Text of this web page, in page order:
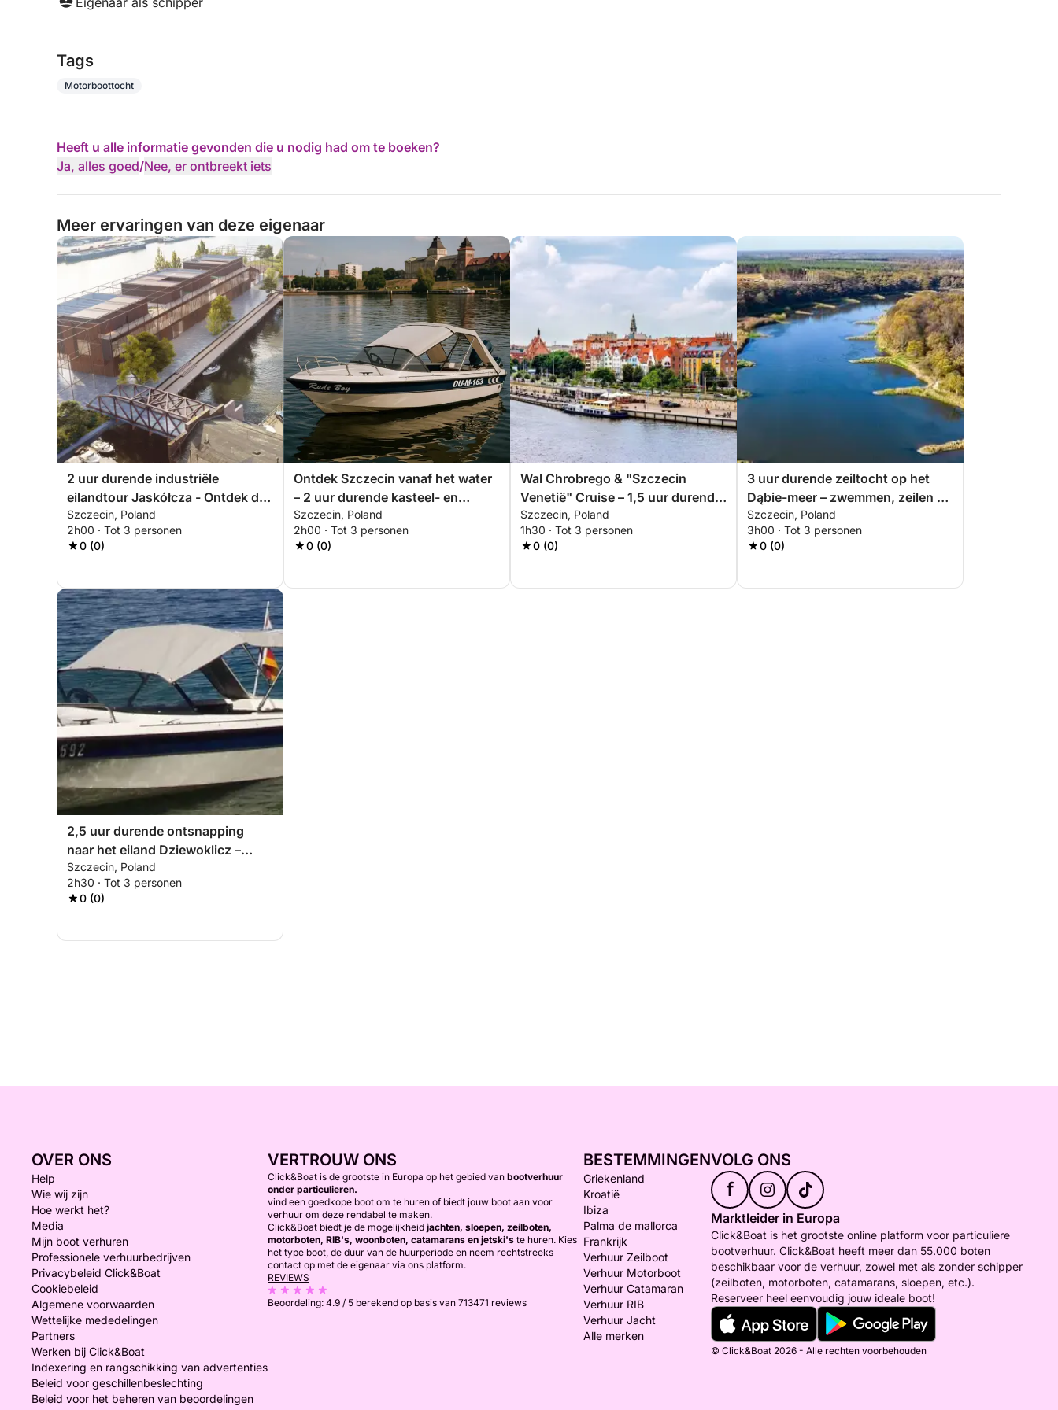
Tags
Motorboottocht
Heeft u alle informatie gevonden die u nodig had om te boeken?
Ja, alles goed/Nee, er ontbreekt iets
Meer ervaringen van deze eigenaar
2 uur durende industriële
eilandtour Jaskółcza - Ontdek de
vergeten kant van Szczecin
Szczecin, Poland
2h00 · Tot 3 personen
0 (0)
Ontdek Szczecin vanaf het water
– 2 uur durende kasteel- en
eilandtour
Szczecin, Poland
2h00 · Tot 3 personen
0 (0)
Wal Chrobrego & "Szczecin
Venetië" Cruise – 1,5 uur durende
schilderachtige ervaring
Szczecin, Poland
1h30 · Tot 3 personen
0 (0)
3 uur durende zeiltocht op het
Dąbie-meer – zwemmen, zeilen en
ontspannen
Szczecin, Poland
3h00 · Tot 3 personen
0 (0)
2,5 uur durende ontsnapping
naar het eiland Dziewoklicz –
picknick, natuur en pure
ontspanning
Szczecin, Poland
2h30 · Tot 3 personen
0 (0)
OVER ONS
Help
Wie wij zijn
Hoe werkt het?
Media
Mijn boot verhuren
Professionele verhuurbedrijven
Privacybeleid Click&Boat
Cookiebeleid
Algemene voorwaarden
Wettelijke mededelingen
Partners
Werken bij Click&Boat
Indexering en rangschikking van advertenties
Beleid voor geschillenbeslechting
Beleid voor het beheren van beoordelingen
VERTROUW ONS
Click&Boat is de grootste in Europa op het gebied van bootverhuur
onder particulieren.
vind een goedkope boot om te huren of biedt jouw boot aan voor
verhuur om deze rendabel te maken.
Click&Boat biedt je de mogelijkheid jachten, sloepen, zeilboten,
motorboten, RIB's, woonboten, catamarans en jetski's te huren. Kies
het type boot, de duur van de huurperiode en neem rechtstreeks
contact op met de eigenaar via ons platform.
REVIEWS
Beoordeling: 4.9 / 5 berekend op basis van 713471 reviews
BESTEMMINGEN
Griekenland
Kroatië
Ibiza
Palma de mallorca
Frankrijk
Verhuur Zeilboot
Verhuur Motorboot
Verhuur Catamaran
Verhuur RIB
Verhuur Jacht
Alle merken
VOLG ONS
f
Marktleider in Europa
Click&Boat is het grootste online platform voor particuliere
bootverhuur. Click&Boat heeft meer dan 55.000 boten
beschikbaar voor de verhuur, zowel met als zonder schipper
(zeilboten, motorboten, catamarans, sloepen, etc.).
Reserveer heel eenvoudig jouw ideale boot!
© Click&Boat 2026 - Alle rechten voorbehouden